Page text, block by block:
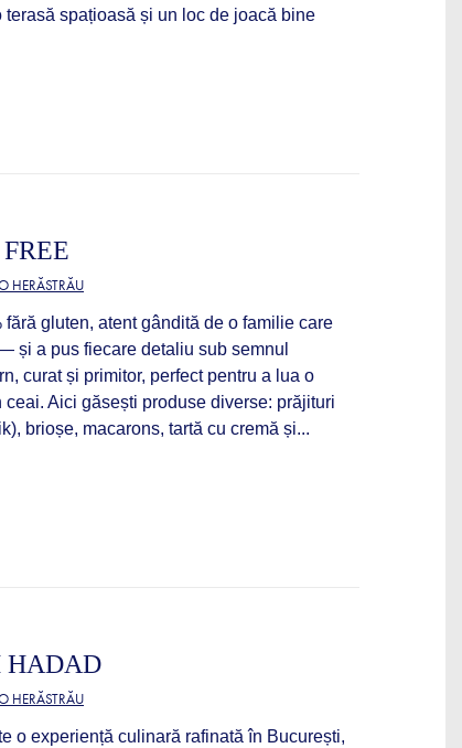
terasă spațioasă și un loc de joacă bine
HERĂSTRĂU
gluten, atent gândită de o familie care
și a pus fiecare detaliu sub semnul
curat și primitor, perfect pentru a lua o
Aici găsești produse diverse: prăjituri
brioșe, macarons, tartă cu cremă și...
HADAD
HERĂSTRĂU
o experiență culinară rafinată în București,